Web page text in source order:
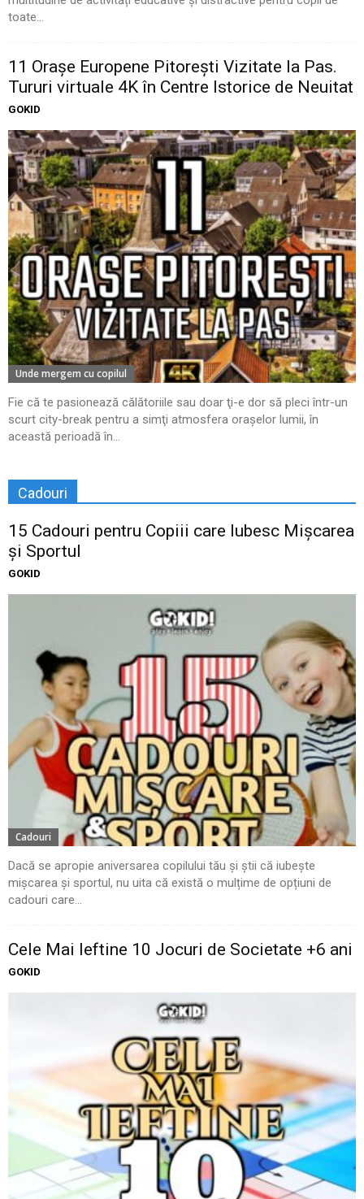
toate...
11 Oraşe Europene Pitoreşti Vizitate la Pas.
Tururi virtuale 4K în Centre Istorice de Neuitat
GOKID
Unde mergem cu copilul
Fie că te pasionează călătoriile sau doar ţi-e dor să pleci într-un
scurt city-break pentru a simţi atmosfera oraşelor lumii, în
această perioadă în...
Cadouri
15 Cadouri pentru Copiii care Iubesc Mișcarea
și Sportul
GOKID
Cadouri
Dacă se apropie aniversarea copilului tău și știi că iubește
mișcarea și sportul, nu uita că există o mulțime de opțiuni de
cadouri care...
Cele Mai Ieftine 10 Jocuri de Societate +6 ani
GOKID